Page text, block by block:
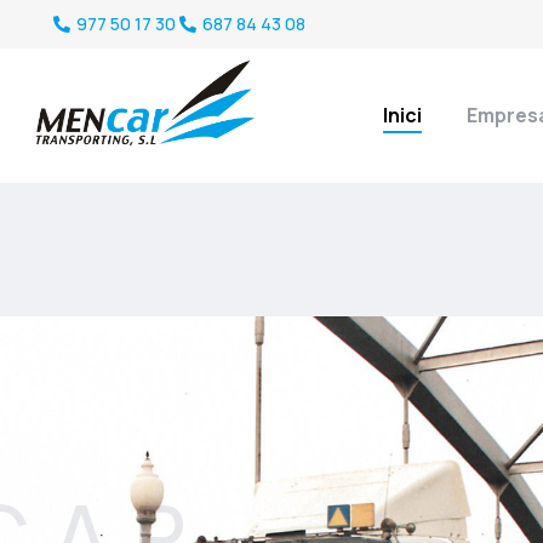
977 50 17 30 687 84 43 08
Inici